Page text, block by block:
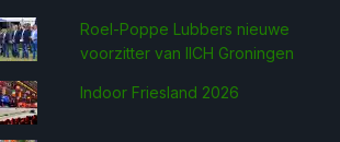
Roel-Poppe Lubbers nieuwe
voorzitter van IICH Groningen
Indoor Friesland 2026